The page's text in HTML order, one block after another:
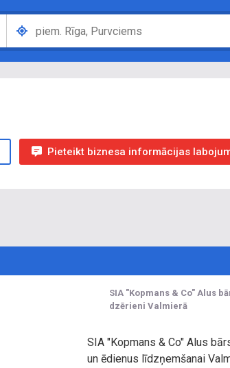
Pieteikt biznesa informācijas
SIA "Kopmans & Co" Alus
dzērieni Valmierā
SIA "Kopmans & Co" Alus
un ēdienus līdzņemšanai